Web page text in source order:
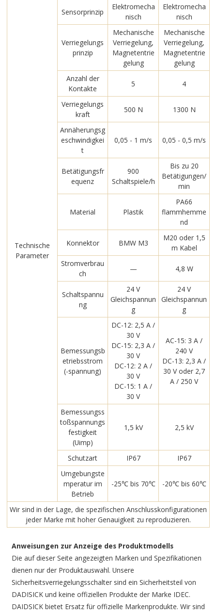
Technische
Parameter
Sensorprinzip
Elektromecha
nisch
Elektromecha
nisch
Verriegelungs
prinzip
Mechanische
Verriegelung,
Magnetentrie
gelung
Mechanische
Verriegelung,
Magnetentrie
gelung
Anzahl der
Kontakte
5 4
Verriegelungs
kraft
500 N 1300 N
Annäherungsg
eschwindigkei
t
0,05 - 1 m/s 0,05 - 0,5 m/s
Betätigungsfr
equenz
900
Schaltspiele/h
Bis zu 20
Betätigungen/
min
Material Plastik
PA66
flammhemme
nd
Konnektor BMW M3
M20 oder 1,5
m Kabel
Stromverbrau
ch
— 4,8 W
Schaltspannu
ng
24 V
Gleichspannun
g
24 V
Gleichspannun
g
Bemessungsb
etriebsstrom
(-spannung)
DC-12: 2,5 A /
30 V
DC-15: 2,3 A /
30 V
DC-12: 2 A /
30 V
DC-15: 1 A /
30 V
AC-15: 3 A /
240 V
DC-13: 2,3 A /
30 V oder 2,7
A / 250 V
Bemessungss
toßspannungs
festigkeit
(Uimp)
1,5 kV 2,5 kV
Schutzart IP67
IP67
Umgebungste
mperatur im
Betrieb
-25℃ bis 70℃ -20℃ bis 60℃
Wir sind in der Lage, die spezifischen Anschlusskonfigurationen
jeder Marke mit hoher Genauigkeit zu reproduzieren.
Anweisungen zur Anzeige des Produktmodells
Die auf dieser Seite angezeigten Marken und Spezifikationen
dienen nur der Produktauswahl. Unsere
Sicherheitsverriegelungsschalter sind ein Sicherheitsteil von
DADISICK und keine offiziellen Produkte der Marke IDEC.
DAIDSICK bietet Ersatz für offizielle Markenprodukte. Wir sind